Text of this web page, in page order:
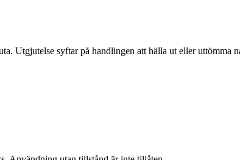
Utgjutelse syftar på handlingen att hälla ut eller